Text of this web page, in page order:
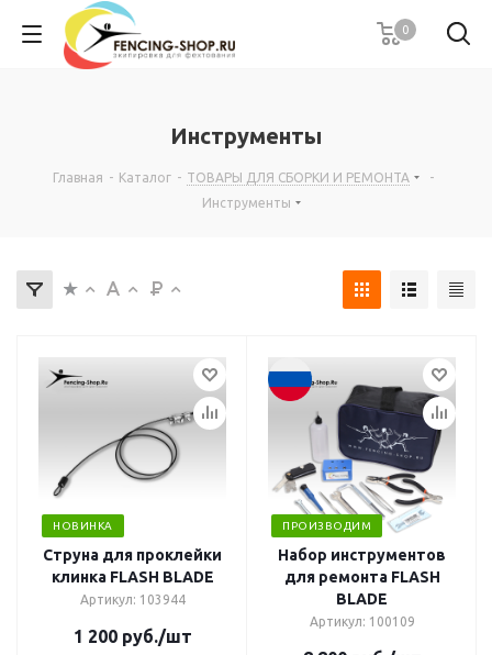
0
Инструменты
Главная - Каталог - ТОВАРЫ ДЛЯ СБОРКИ И РЕМОНТА
-
Инструменты
НОВИНКА
Струна для проклейки
клинка FLASH BLADE
Артикул: 103944
1 200руб./шт
ПРОИЗВОДИМ
Набор инструментов
для ремонта FLASH
BLADE
Артикул: 100109